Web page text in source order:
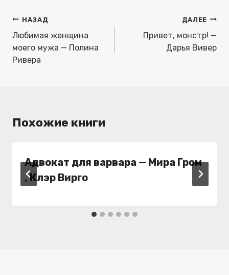
Навигация
по
записям
НАЗАД
Любимая женщина
моего мужа — Полина
Ривера
ДАЛЕЕ
Привет, монстр! —
Дарья Вивер
Похожие книги
Адвокат для варвара — Мира Гром
, Клэр Вирго